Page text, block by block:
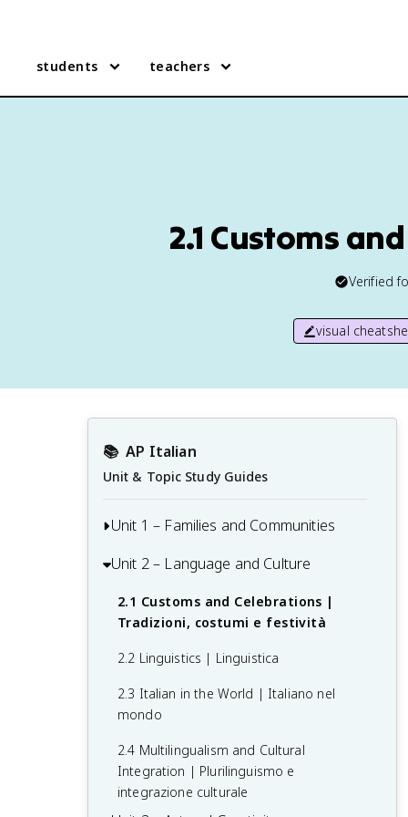
students teachers
2.1 Customs
Verified
visual
📚 AP Italian
Unit & Topic Study Guides
Unit 1 – Families and Communities
Unit 1 Overview and Possible Essay
1.1 Community Activities | Iniziative nella
familiari
| Interazioni e rapporti sociali
1.4 Urban and Rural Communities |
Unit 2 – Language and Culture
2.1 Customs and Celebrations |
Tradizioni, costumi e festività
2.2 Linguistics | Linguistica
2.3 Italian in the World | Italiano nel
mondo
2.4 Multilingualism and Cultural
Integration | Plurilinguismo e
integrazione culturale